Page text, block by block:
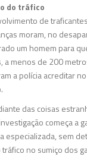
do tráfico
de
moram, no
um homem para
a menos de 200
a polícia acreditar
das coisas
começa a
especializada, sem
no sumiço dos